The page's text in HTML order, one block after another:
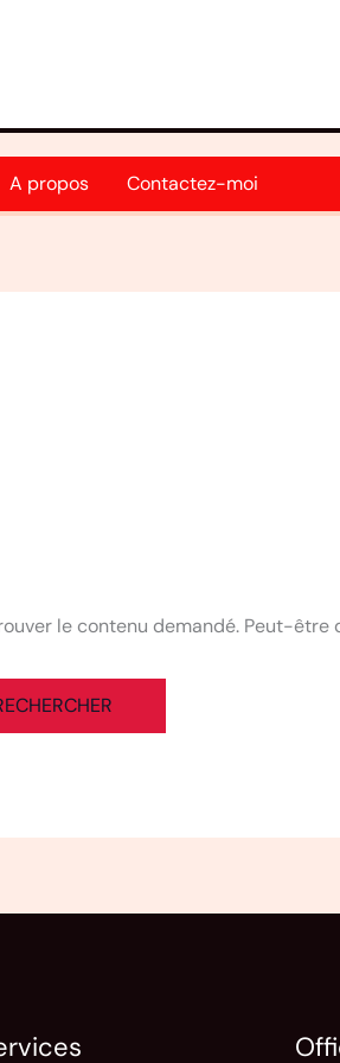
A propos Contactez-moi
le contenu demandé. Peut-être